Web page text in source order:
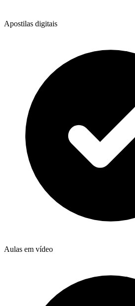
Apostilas digitais
Aulas em vídeo